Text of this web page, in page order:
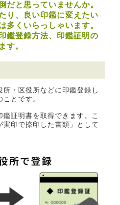
だと思っていませんか。
り、良い印鑑に変えたい
多くいらっしゃいます。
鑑登録方法、印鑑証明の
す。
・区役所などに印鑑登録し
とです。
証明書を取得できます。こ
印で捺印した書類」として